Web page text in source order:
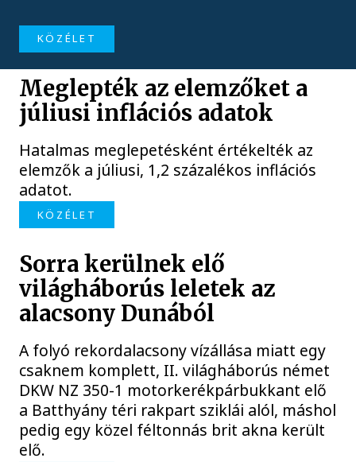
KÖZÉLET
Meglepték az elemzőket a
júliusi inflációs adatok
Hatalmas meglepetésként értékelték az
elemzők a júliusi, 1,2 százalékos inflációs
adatot.
KÖZÉLET
Sorra kerülnek elő
világháborús leletek az
alacsony Dunából
A folyó rekordalacsony vízállása miatt egy
csaknem komplett, II. világháborús német
DKW NZ 350-1 motorkerékpárbukkant elő
a Batthyány téri rakpart sziklái alól, máshol
pedig egy közel féltonnás brit akna került
elő.